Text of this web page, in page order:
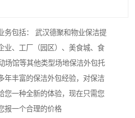
务包括： 武汉德聚和物业保洁提
业、工厂（园区）、美食城、食
场馆等其他类型场地保洁外包托
年丰富的保洁外包经验，对保洁
您一种全新的体验，现在只需您
报一个合理的价格